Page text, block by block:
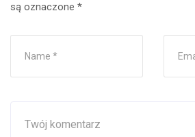
są oznaczone *